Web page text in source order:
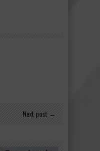
Next post →